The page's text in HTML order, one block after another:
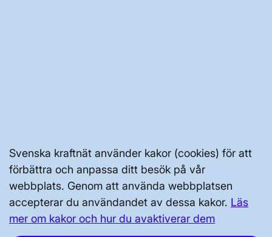
Svenska kraftnät använder kakor (cookies) för att
förbättra och anpassa ditt besök på vår
webbplats. Genom att använda webbplatsen
accepterar du användandet av dessa kakor. Läs
mer om kakor och hur du avaktiverar dem